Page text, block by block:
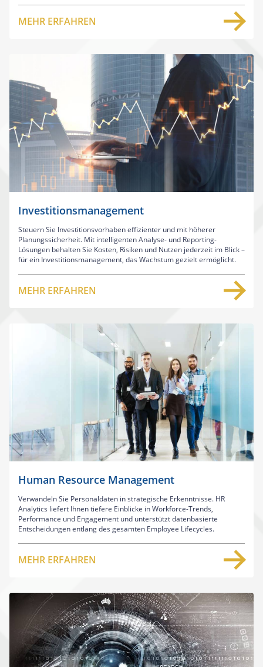
MEHR ERFAHREN
Investitionsmanagement
Steuern Sie Investitionsvorhaben effizienter und mit höherer
Planungssicherheit. Mit intelligenten Analyse- und Reporting-
Lösungen behalten Sie Kosten, Risiken und Nutzen jederzeit im Blick –
für ein Investitionsmanagement, das Wachstum gezielt ermöglicht.
MEHR ERFAHREN
Human Resource Management
Verwandeln Sie Personaldaten in strategische Erkenntnisse. HR
Analytics liefert Ihnen tiefere Einblicke in Workforce-Trends,
Performance und Engagement und unterstützt datenbasierte
Entscheidungen entlang des gesamten Employee Lifecycles.
MEHR ERFAHREN